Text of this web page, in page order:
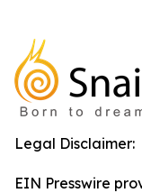
Legal Disclaimer:
EIN Presswire